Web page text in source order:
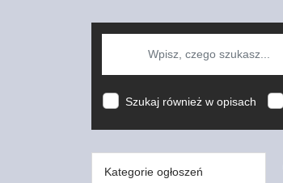
Szukaj również w opisach
Kategorie ogłoszeń